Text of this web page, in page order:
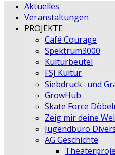
Aktuelles
Veranstaltungen
PROJEKTE
Café Courage
Spektrum3000
Kulturbeutel
FSJ Kultur
Siebdruck- und
GrowHub
Skate Force
Zeig mir deine
Jugendbüro
AG Geschichte